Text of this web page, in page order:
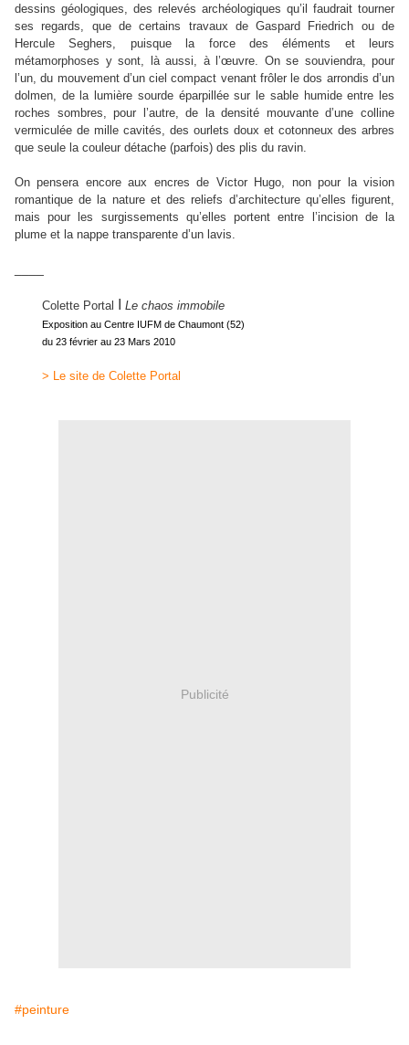
dessins géologiques, des relevés archéologiques qu’il faudrait tourner
ses regards, que de certains travaux de Gaspard Friedrich ou de
Hercule Seghers, puisque la force des éléments et leurs
métamorphoses y sont, là aussi, à l’œuvre. On se souviendra, pour
l’un, du mouvement d’un ciel compact venant frôler le dos arrondis d’un
dolmen, de la lumière sourde éparpillée sur le sable humide entre les
roches sombres, pour l’autre, de la densité mouvante d’une colline
vermiculée de mille cavités, des ourlets doux et cotonneux des arbres
que seule la couleur détache (parfois) des plis du ravin.
On pensera encore aux encres de Victor Hugo, non pour la vision
romantique de la nature et des reliefs d’architecture qu’elles figurent,
mais pour les surgissements qu’elles portent entre l’incision de la
plume et la nappe transparente d’un lavis.
Colette Portal Le chaos immobile
Exposition au Centre IUFM de Chaumont (52)
du 23 février au 23 Mars 2010
> Le site de Colette Portal
Publicité
#peinture